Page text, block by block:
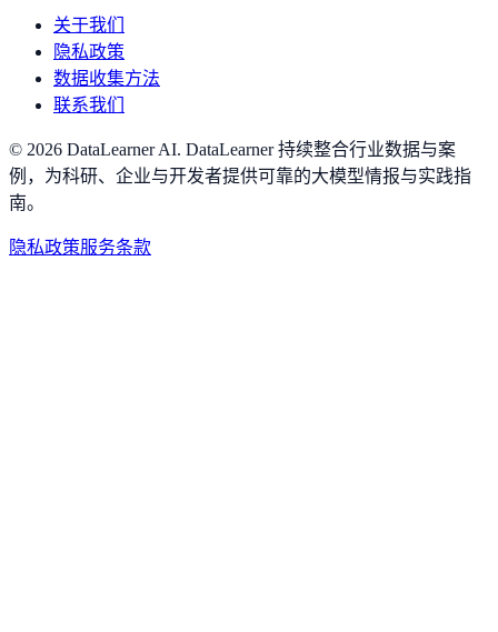
关于我们
隐私政策
数据收集方法
联系我们
© 2026 DataLearner AI. DataLearner 持续整合行业数据与案
例，为科研、企业与开发者提供可靠的大模型情报与实践指
南。
隐私政策服务条款